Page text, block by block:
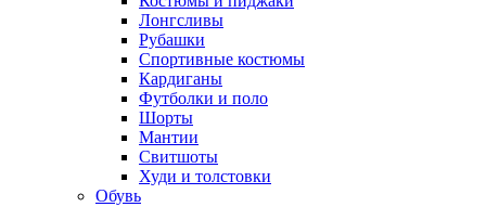
Лонгсливы
Рубашки
Спортивные костюмы
Кардиганы
Футболки и поло
Шорты
Мантии
Свитшоты
Худи и толстовки
Обувь